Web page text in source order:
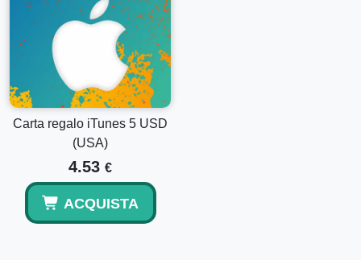
Carta regalo iTunes 5 USD
(USA)
4.53 €
ACQUISTA